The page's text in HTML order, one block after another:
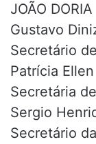
JOÃO DORIA
Gustavo
Secretário
Patrícia
Secretária
Sergio
Secretário